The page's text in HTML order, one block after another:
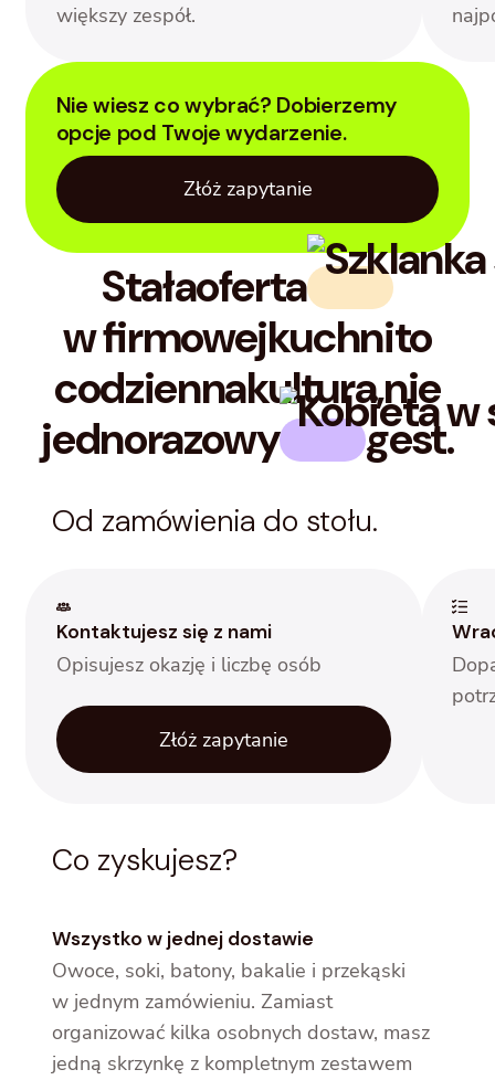
większy zespół.
Nie wiesz co wybrać? Dobierzemy
opcje pod Twoje wydarzenie.
Złóż zapytanie
Stałaoferta
w firmowejkuchnito
codziennakultura,nie
jednorazowy
gest.
Od zamówienia do stołu.
Kontaktujesz się z nami
Opisujesz okazję i liczbę osób
Złóż zapytanie
Co zyskujesz?
Wszystko w jednej dostawie
Owoce, soki, batony, bakalie i przekąski
w jednym zamówieniu. Zamiast
organizować kilka osobnych dostaw, masz
jedną skrzynkę z kompletnym zestawem